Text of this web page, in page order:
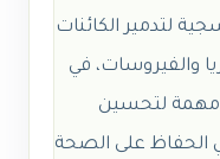
لتدمير الكائنات
والفيروسات، في
مهمة لتحسين
الحفاظ على الصحة